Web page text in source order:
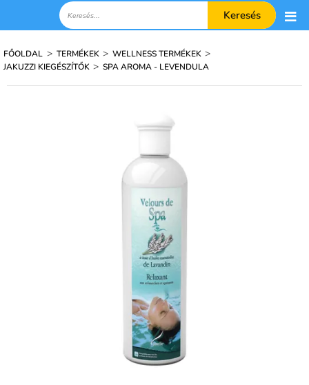
Keresés
FŐOLDAL > TERMÉKEK > WELLNESS TERMÉKEK >
JAKUZZI KIEGÉSZÍTŐK > SPA AROMA - LEVENDULA